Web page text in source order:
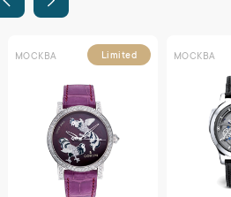
МОСКВА Limited МОСКВА